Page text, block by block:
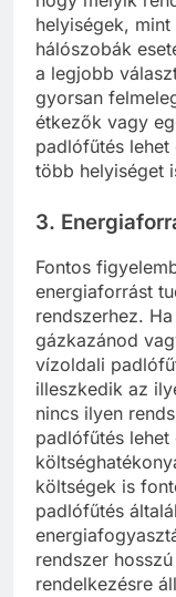
helyiségek,
hálószobák
a legjobb
gyorsan
étkezők vagy
padlófűtés
több helyiséget
3.
Fontos
energiaforrást
rendszerhez.
gázkazánod
vízoldali
illeszkedik az
nincs ilyen
padlófűtés
költségek is
padlófűtés
rendszer
rendelkezésre